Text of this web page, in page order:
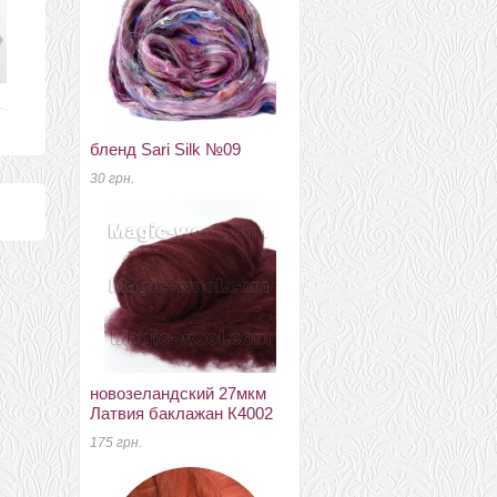
бленд Sari Silk №09
30 грн.
новозеландский 27мкм
Латвия баклажан К4002
175 грн.
інструменти та аксесуари
для валяння та рукоділля
перчатки нитрилові для
захисту рук
10 грн.
новозеландский 27мкм
Латвия шампанское
К2007